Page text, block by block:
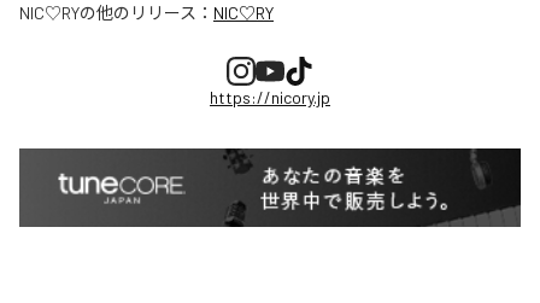
NIC♡RYの他のリリース： NIC♡RY
https://nicory.jp